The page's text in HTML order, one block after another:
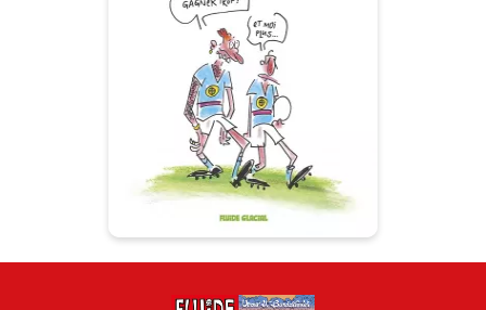
Le Football n'est
plus ce qu'il est
Date de parution :
15/04/2015